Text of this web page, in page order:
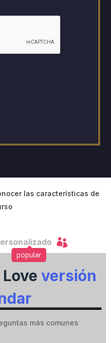
las características de
popular

versión
más comunes